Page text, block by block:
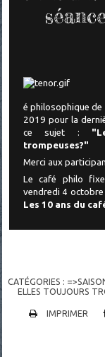
é philosophique
2019 pour la
ce sujet :
trompeuses?"
Merci aux
Le café philo
vendredi 4 octobre
Les 10 ans du
CATÉGORIES :
ELLES TOUJOURS
IMPRIMER